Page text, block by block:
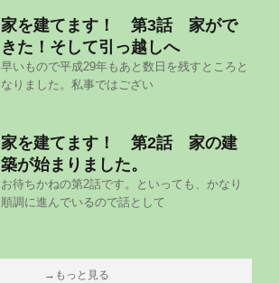
家を建てます！ 第3話 家がで
きた！そして引っ越しへ
早いもので平成29年もあと数日を残すところと
なりました。私事ではござい
家を建てます！ 第2話 家の建
築が始まりました。
お待ちかねの第2話です。といっても、かなり
順調に進んでいるので話として
→もっと見る